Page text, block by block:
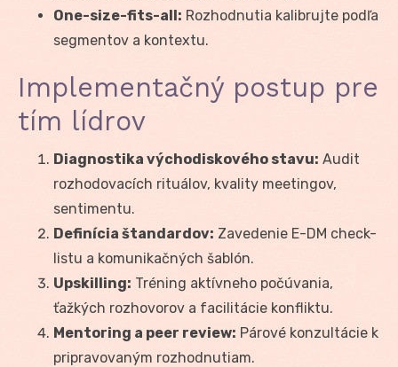
One-size-fits-all: Rozhodnutia kalibrujte podľa
segmentov a kontextu.
Implementačný postup pre
tím lídrov
Diagnostika východiskového stavu: Audit
rozhodovacích rituálov, kvality meetingov,
sentimentu.
Definícia štandardov: Zavedenie E-DM check-
listu a komunikačných šablón.
Upskilling: Tréning aktívneho počúvania,
ťažkých rozhovorov a facilitácie konfliktu.
Mentoring a peer review: Párové konzultácie k
pripravovaným rozhodnutiam.